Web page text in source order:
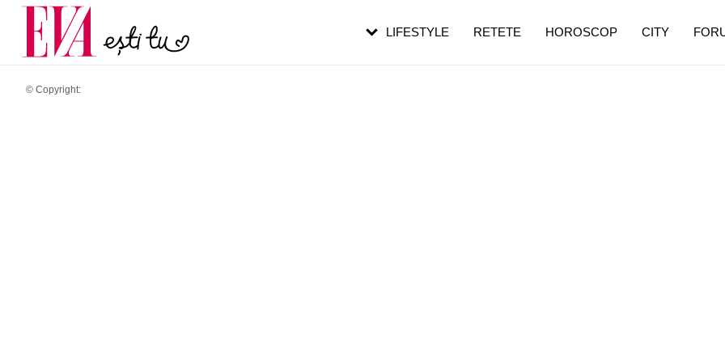
© Copyright:
LIFESTYLE RETETE HOROSCOP CITY
Carieră
Actualitate
pe măsură ce înaintezi în vârstă